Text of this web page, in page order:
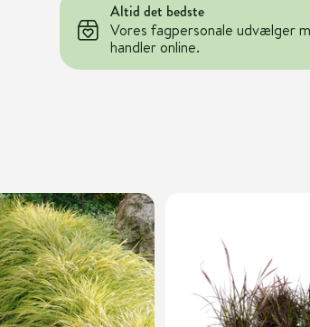
Altid det bedste
Vores fagpersonale udvælger
handler online.